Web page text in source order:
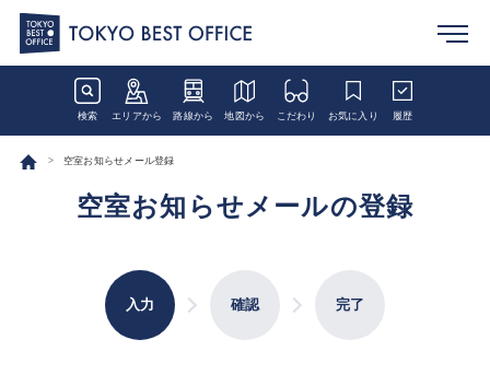
検索 エリアから 路線から 地図から こだわり お気に入り 履歴
空室お知らせメール登録
空室お知らせメールの登録
入力 確認 完了